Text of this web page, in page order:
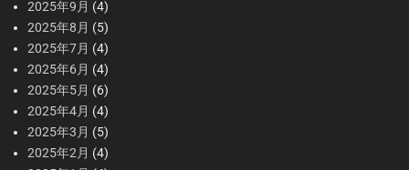
2025年9月 (4)
2025年8月 (5)
2025年7月 (4)
2025年6月 (4)
2025年5月 (6)
2025年4月 (4)
2025年3月 (5)
2025年2月 (4)